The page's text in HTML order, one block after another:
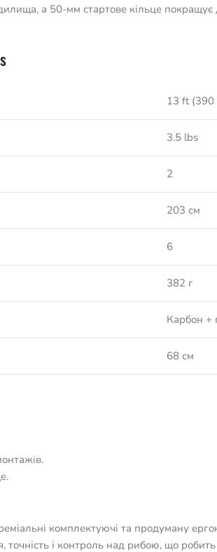
а 50-мм стартове кільце
13 ft (390
3.5 lbs
2
203 см
6
382 г
Карбон +
68 см
комплектуючі та продуману
і контроль над рибою, що